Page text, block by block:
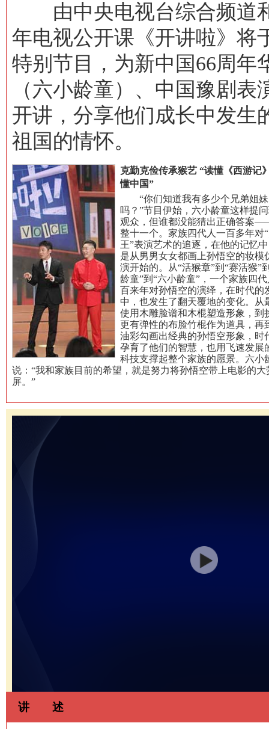
由中央电视台综合频道
年电视公开课《开讲啦》将
特别节目，为新中国66周年
（六小龄童）、中国豫剧
开讲，分享他们成长中发生
祖国的情怀。
克勤克俭传承猴艺 “读懂《西游记
懂中国”
“你们知道我有多少个兄弟姐妹
吗？”节目伊始，六小龄童这样提
观众，但谁都没能猜出正确答案
整十一个。家族四代人一百多年对
王”表演艺术的追逐，在他的记忆
是从男男女女都画上孙悟空的妆模
演开始的。从“活猴章”到“赛活猴”
龄童”到“六小龄童”，一个家族四
百来年对孙悟空的演绎，在时代的
中，也发生了翻天覆地的变化。从
使用木雕脸谱和木棍塑造形象，到
更有弹性的布脸竹棍作为道具，再
油彩勾画出经典的孙悟空形象，时
孕育了他们的智慧，也用飞速发展
科技支撑起整个家族的愿景。六小
说：“我和家族目前的希望，就是努力将孙悟空带上电影的大
屏。”
讲 述